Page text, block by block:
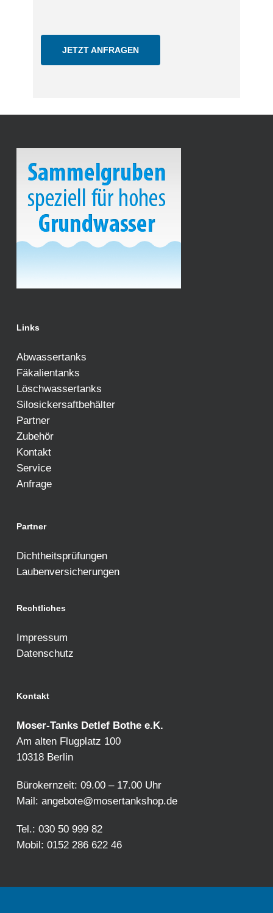
JETZT ANFRAGEN
Links
Abwassertanks
Fäkalientanks
Löschwassertanks
Silosickersaftbehälter
Partner
Zubehör
Kontakt
Service
Anfrage
Partner
Dichtheitsprüfungen
Laubenversicherungen
Rechtliches
Impressum
Datenschutz
Kontakt
Moser-Tanks Detlef Bothe e.K.
Am alten Flugplatz 100
10318 Berlin
Bürokernzeit: 09.00 – 17.00 Uhr
Mail: angebote@mosertankshop.de
Tel.: 030 50 999 82
Mobil: 0152 286 622 46